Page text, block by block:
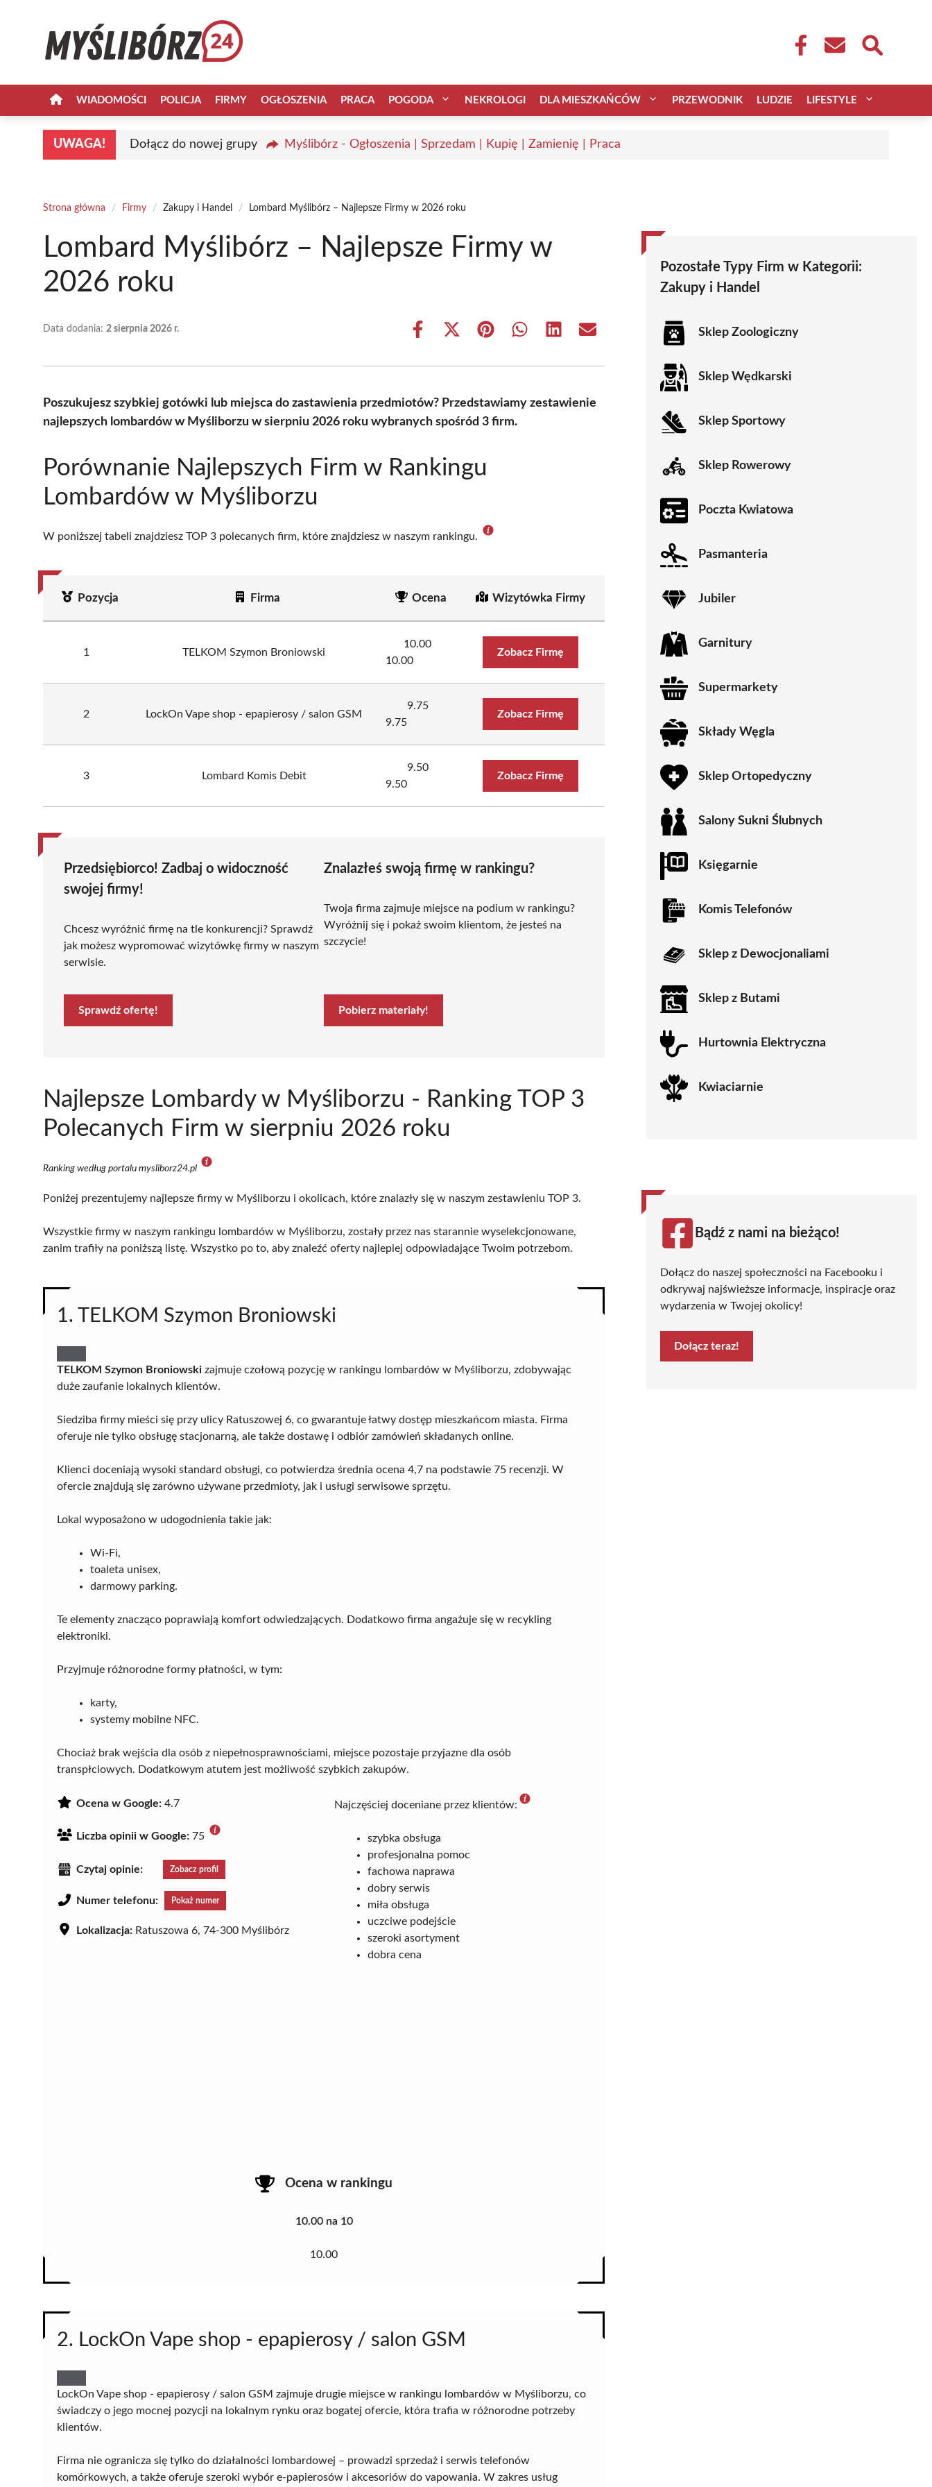
WIADOMOŚCI POLICJA FIRMY OGŁOSZENIA PRACA POGODA NEKROLOGI DLA MIESZKAŃCÓW PRZEWODNIK LUDZIE LIFESTYLE
UWAGA! Dołącz do nowej grupy Myślibórz - Ogłoszenia | Sprzedam | Kupię | Zamienię | Praca
Strona główna / Firmy / Zakupy i Handel / Lombard Myślibórz – Najlepsze Firmy w 2026 roku
Lombard Myślibórz – Najlepsze Firmy w
2026 roku
Data dodania: 2 sierpnia 2026 r.
Share
Share
(Twitter)
Share Share Share Share
Poszukujesz szybkiej gotówki lub miejsca do zastawienia przedmiotów? Przedstawiamy zestawienie
najlepszych lombardów w Myśliborzu w sierpniu 2026 roku wybranych spośród 3 firm.
Porównanie Najlepszych Firm w Rankingu
Lombardów w Myśliborzu
W poniższej tabeli znajdziesz TOP 3 polecanych firm, które znajdziesz w naszym rankingu.
Pozycja Firma Ocena Wizytówka Firmy
1 TELKOM Szymon Broniowski
10.00
10.00
Zobacz Firmę
2 LockOn Vape shop - epapierosy / salon GSM
9.75
9.75
Zobacz Firmę
3 Lombard Komis Debit
9.50
9.50
Zobacz Firmę
Przedsiębiorco! Zadbaj o widoczność
swojej firmy!
Chcesz wyróżnić firmę na tle konkurencji? Sprawdź
jak możesz wypromować wizytówkę firmy w naszym
serwisie.
Sprawdź ofertę!
Znalazłeś swoją firmę w rankingu?
Twoja firma zajmuje miejsce na podium w rankingu?
Wyróżnij się i pokaż swoim klientom, że jesteś na
szczycie!
Pobierz materiały!
Najlepsze Lombardy w Myśliborzu - Ranking TOP 3
Polecanych Firm w sierpniu 2026 roku
Ranking według portalu mysliborz24.pl
Poniżej prezentujemy najlepsze firmy w Myśliborzu i okolicach, które znalazły się w naszym zestawieniu TOP 3.
Wszystkie firmy w naszym rankingu lombardów w Myśliborzu, zostały przez nas starannie wyselekcjonowane,
zanim trafiły na poniższą listę. Wszystko po to, aby znaleźć oferty najlepiej odpowiadające Twoim potrzebom.
1. TELKOM Szymon Broniowski
TELKOM Szymon Broniowski zajmuje czołową pozycję w rankingu lombardów w Myśliborzu, zdobywając
duże zaufanie lokalnych klientów.
Siedziba firmy mieści się przy ulicy Ratuszowej 6, co gwarantuje łatwy dostęp mieszkańcom miasta. Firma
oferuje nie tylko obsługę stacjonarną, ale także dostawę i odbiór zamówień składanych online.
Klienci doceniają wysoki standard obsługi, co potwierdza średnia ocena 4,7 na podstawie 75 recenzji. W
ofercie znajdują się zarówno używane przedmioty, jak i usługi serwisowe sprzętu.
Lokal wyposażono w udogodnienia takie jak:
Wi-Fi,
toaleta unisex,
darmowy parking.
Te elementy znacząco poprawiają komfort odwiedzających. Dodatkowo firma angażuje się w recykling
elektroniki.
Przyjmuje różnorodne formy płatności, w tym:
karty,
systemy mobilne NFC.
Chociaż brak wejścia dla osób z niepełnosprawnościami, miejsce pozostaje przyjazne dla osób
transpłciowych. Dodatkowym atutem jest możliwość szybkich zakupów.
Ocena w Google: 4.7
Liczba opinii w Google: 75
Czytaj opinie: Zobacz profil
Numer telefonu: Pokaż numer
Lokalizacja: Ratuszowa 6, 74-300 Myślibórz
Najczęściej doceniane przez klientów:
szybka obsługa
profesjonalna pomoc
fachowa naprawa
dobry serwis
miła obsługa
uczciwe podejście
szeroki asortyment
dobra cena
Ocena w rankingu
10.00 na 10
10.00
2. LockOn Vape shop - epapierosy / salon GSM
LockOn Vape shop - epapierosy / salon GSM zajmuje drugie miejsce w rankingu lombardów w Myśliborzu, co
świadczy o jego mocnej pozycji na lokalnym rynku oraz bogatej ofercie, która trafia w różnorodne potrzeby
klientów.
Firma nie ogranicza się tylko do działalności lombardowej – prowadzi sprzedaż i serwis telefonów
komórkowych, a także oferuje szeroki wybór e-papierosów i akcesoriów do vapowania. W zakres usług
Pozostałe Typy Firm w Kategorii:
Zakupy i Handel
Sklep Zoologiczny
Sklep Wędkarski
Sklep Sportowy
Sklep Rowerowy
Poczta Kwiatowa
Pasmanteria
Jubiler
Garnitury
Supermarkety
Składy Węgla
Sklep Ortopedyczny
Salony Sukni Ślubnych
Księgarnie
Komis Telefonów
Sklep z Dewocjonaliami
Sklep z Butami
Hurtownia Elektryczna
Kwiaciarnie
Bądź z nami na bieżąco!
Dołącz do naszej społeczności na Facebooku i
odkrywaj najświeższe informacje, inspiracje oraz
wydarzenia w Twojej okolicy!
Dołącz teraz!